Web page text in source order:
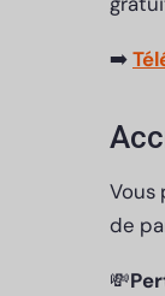
➡️
Vous
de
💸